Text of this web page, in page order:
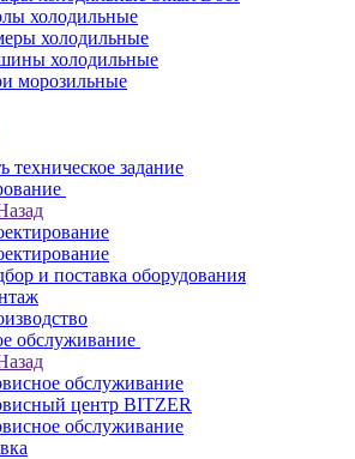
холодильные
холодильные
холодильные
морозильные
техническое задание
и поставка оборудования
обслуживание
обслуживание
центр BITZER
обслуживание